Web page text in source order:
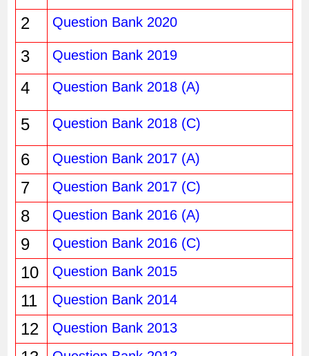
2 Question Bank 2020
3 Question Bank 2019
4 Question Bank 2018 (A)
5 Question Bank 2018 (C)
6 Question Bank 2017 (A)
7 Question Bank 2017 (C)
8 Question Bank 2016 (A)
9 Question Bank 2016 (C)
10 Question Bank 2015
11 Question Bank 2014
12 Question Bank 2013